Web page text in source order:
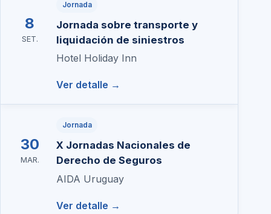
8
SET.
Jornada
Jornada sobre transporte y
liquidación de siniestros
Hotel Holiday Inn
Ver detalle →
30
MAR.
Jornada
X Jornadas Nacionales de
Derecho de Seguros
AIDA Uruguay
Ver detalle →